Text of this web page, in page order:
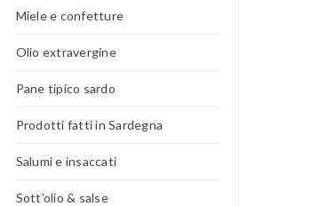
Miele e confetture
Olio extravergine
Pane tipico sardo
Prodotti fatti in Sardegna
Salumi e insaccati
Sott'olio & salse